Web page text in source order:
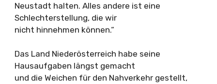
Neustadt halten. Alles andere ist eine
Schlechterstellung, die wir
nicht hinnehmen können.“
Das Land Niederösterreich habe seine
Hausaufgaben längst gemacht
und die Weichen für den Nahverkehr gestellt,